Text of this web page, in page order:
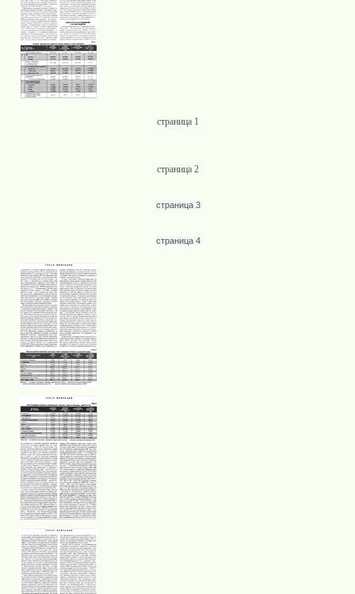
страница 1
страница 2
страница 3
страница 4